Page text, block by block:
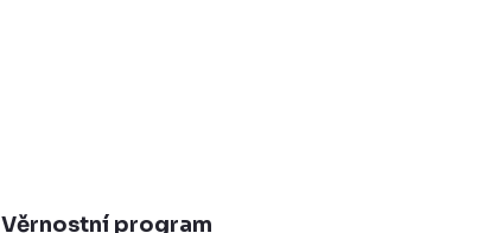
Věrnostní program